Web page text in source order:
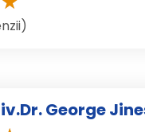
George